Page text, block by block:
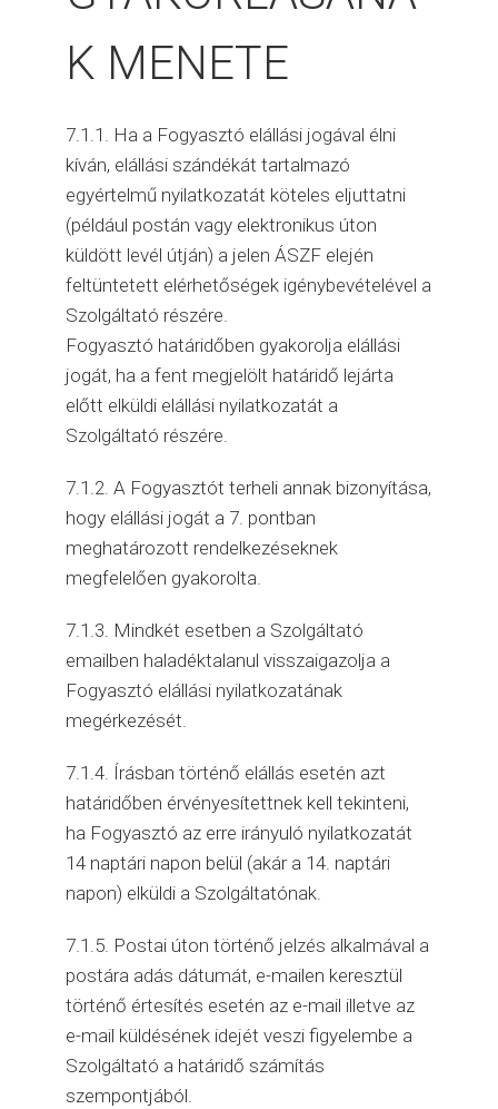
K MENETE
7.1.1. Ha a Fogyasztó elállási jogával élni
kíván, elállási szándékát tartalmazó
egyértelmű nyilatkozatát köteles eljuttatni
(például postán vagy elektronikus úton
küldött levél útján) a jelen ÁSZF elején
feltüntetett elérhetőségek igénybevételével a
Szolgáltató részére.
Fogyasztó határidőben gyakorolja elállási
jogát, ha a fent megjelölt határidő lejárta
előtt elküldi elállási nyilatkozatát a
Szolgáltató részére.
7.1.2. A Fogyasztót terheli annak bizonyítása,
hogy elállási jogát a 7. pontban
meghatározott rendelkezéseknek
megfelelően gyakorolta.
7.1.3. Mindkét esetben a Szolgáltató
emailben haladéktalanul visszaigazolja a
Fogyasztó elállási nyilatkozatának
megérkezését.
7.1.4. Írásban történő elállás esetén azt
határidőben érvényesítettnek kell tekinteni,
ha Fogyasztó az erre irányuló nyilatkozatát
14 naptári napon belül (akár a 14. naptári
napon) elküldi a Szolgáltatónak.
7.1.5. Postai úton történő jelzés alkalmával a
postára adás dátumát, e-mailen keresztül
történő értesítés esetén az e-mail illetve az
e-mail küldésének idejét veszi figyelembe a
Szolgáltató a határidő számítás
szempontjából.